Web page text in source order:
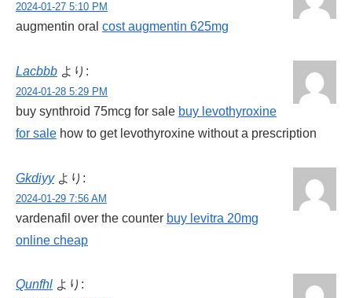
2024-01-27 5:10 PM
augmentin oral cost augmentin 625mg
Lacbbb より:
2024-01-28 5:29 PM
buy synthroid 75mcg for sale buy levothyroxine
for sale how to get levothyroxine without a prescription
Gkdiyy より:
2024-01-29 7:56 AM
vardenafil over the counter buy levitra 20mg
online cheap
Qunfhl より: